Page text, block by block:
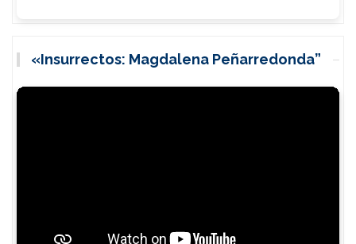
«Insurrectos: Magdalena Peñarredonda”